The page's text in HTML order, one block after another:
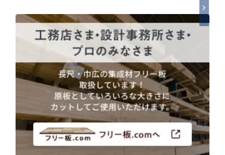
種類・樹種・用途から選ぶ
樹種一覧 用途などから選
取扱木材と選び方
集成材（積層材）
無垢材
平面加工 断面加工
塗装
木材加工講座 製作工程とこだわり
ご利用ガイド
初めての方へ
ご注文から商品到着までの流れ
お見積もり・ご注文方法について
施工・制作事例
施工・制作事例TOP 工場製作事例
お客様の声